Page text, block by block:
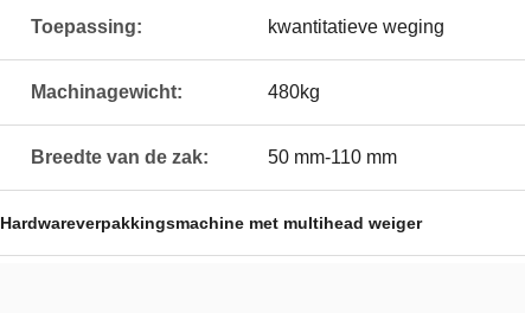
Toepassing: kwantitatieve weging
Machinagewicht: 480kg
Breedte van de zak: 50 mm-110 mm
Hardwareverpakkingsmachine met multihead weiger